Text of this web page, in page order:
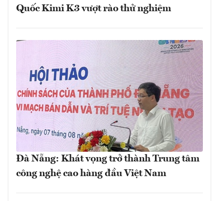
Quốc Kimi K3 vượt rào thử nghiệm
Đà Nẵng: Khát vọng trở thành Trung tâm
công nghệ cao hàng đầu Việt Nam